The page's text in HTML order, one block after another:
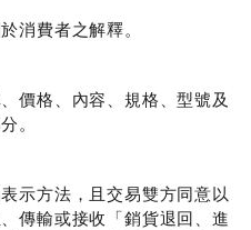
消費者之解釋。
價格、內容、規格、型號及
。
示方法，且交易雙方同意以
傳輸或接收「銷貨退回、進